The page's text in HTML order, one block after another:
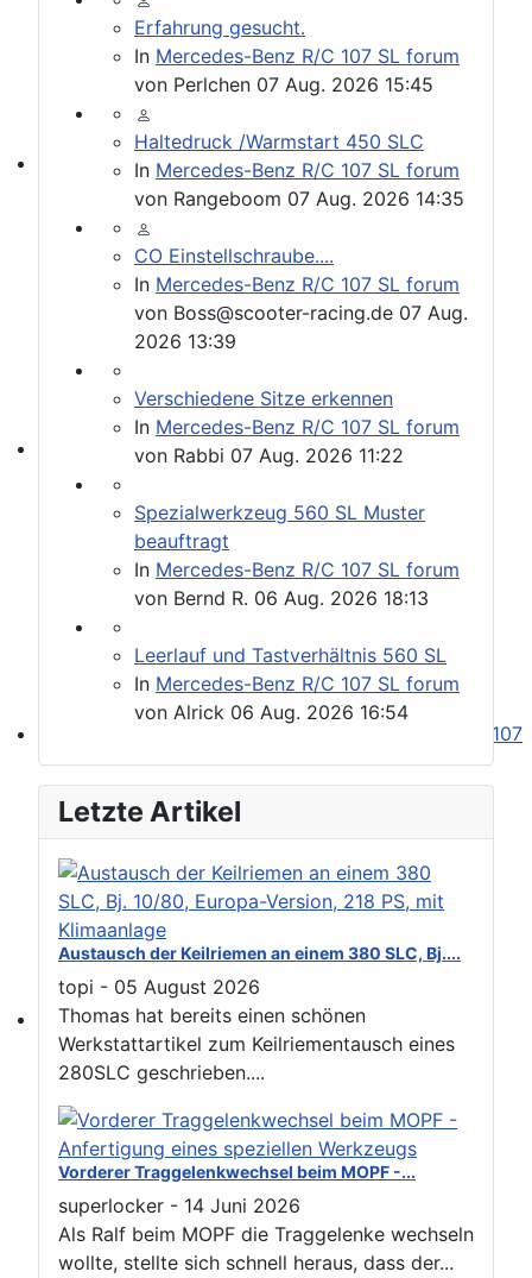
107er Technik
SL und SLC in jeder Farbe sehen
Please send your pre 82 datacards to Sternzeit-107
Find experts around MB 107 SL / SLC
Erfahrung gesucht.
In Mercedes-Benz R/C 107 SL forum
von Perlchen 07 Aug. 2026 15:45
Haltedruck /Warmstart 450 SLC
In Mercedes-Benz R/C 107 SL forum
von Rangeboom 07 Aug. 2026 14:35
CO Einstellschraube....
In Mercedes-Benz R/C 107 SL forum
von Boss@scooter-racing.de 07 Aug.
2026 13:39
Verschiedene Sitze erkennen
In Mercedes-Benz R/C 107 SL forum
von Rabbi 07 Aug. 2026 11:22
Spezialwerkzeug 560 SL Muster
beauftragt
In Mercedes-Benz R/C 107 SL forum
von Bernd R. 06 Aug. 2026 18:13
Leerlauf und Tastverhältnis 560 SL
In Mercedes-Benz R/C 107 SL forum
von Alrick 06 Aug. 2026 16:54
Letzte Artikel
Austausch der Keilriemen an einem 380 SLC, Bj....
topi - 05 August 2026
Thomas hat bereits einen schönen
Werkstattartikel zum Keilriementausch eines
280SLC geschrieben....
Vorderer Traggelenkwechsel beim MOPF -...
superlocker - 14 Juni 2026
Als Ralf beim MOPF die Traggelenke wechseln
wollte, stellte sich schnell heraus, dass der...